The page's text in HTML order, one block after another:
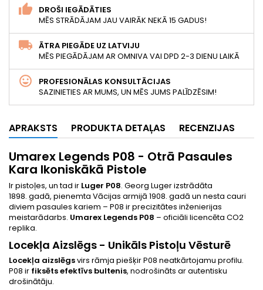
DROŠI IEGĀDĀTIES
MĒS STRĀDĀJAM JAU VAIRĀK NEKĀ 15 GADUS!
ĀTRA PIEGĀDE UZ LATVIJU
MĒS PIEGĀDĀJAM AR OMNIVA VAI DPD 2-3 DIENU LAIKĀ
PROFESIONĀLAS KONSULTĀCIJAS
SAZINIETIES AR MUMS, UN MĒS JUMS PALĪDZĒSIM!
APRAKSTS PRODUKTA DETAĻAS RECENZIJAS
Umarex Legends P08 - Otrā Pasaules
Kara Ikoniskākā Pistole
Ir pistoļes, un tad ir Luger P08. Georg Luger izstrādāta
1898. gadā, pienemta Vācijas armijā 1908. gadā un nesta cauri
diviem pasaules kariem – P08 ir precizitātes inženierijas
meistarādarbs. Umarex Legends P08 – oficiāli licencēta CO2
replika.
Locekļa Aizslēgs - Unikāls Pistoļu Vēsturē
Locekļa aizslēgsvirs rāmja piešķir P08 neatkārtojamu profilu.
P08 ir fiksēts efektīvs bultenis, nodrošināts ar autentisku
drošinātāju.